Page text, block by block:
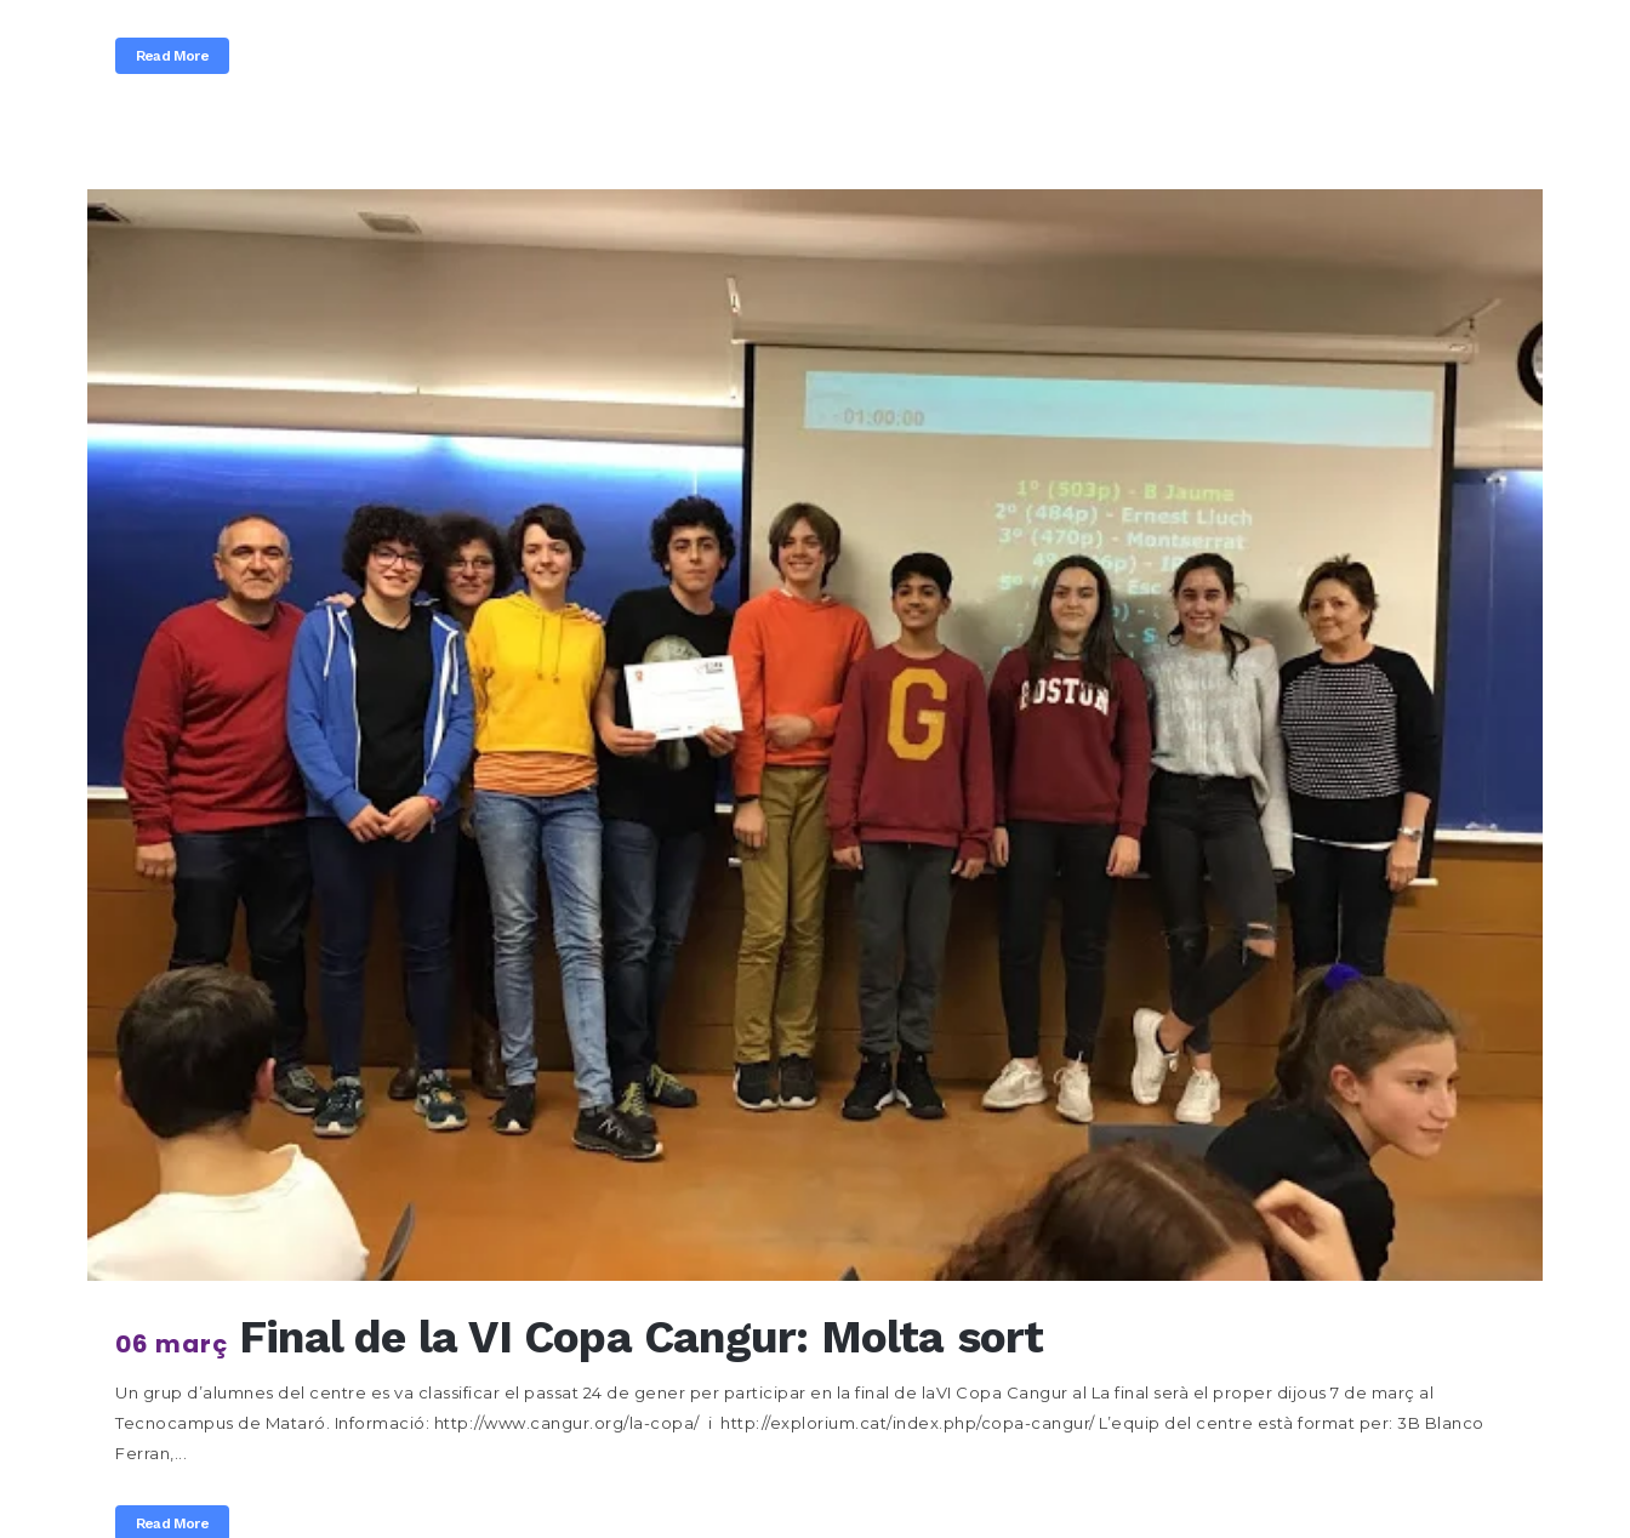
Read More
06 març Final de la VI Copa Cangur: Molta sort
Un grup d’alumnes del centre es va classificar el passat 24 de gener per participar en la final de laVI Copa Cangur al La final serà el proper dijous 7 de març al
Tecnocampus de Mataró. Informació: http://www.cangur.org/la-copa/ i http://explorium.cat/index.php/copa-cangur/ L’equip del centre està format per: 3B Blanco
Ferran,...
Read More